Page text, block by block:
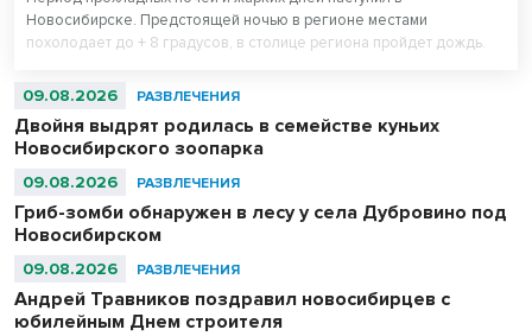
Новосибирске. Предстоящей ночью в регионе местами
похолодает до + 8 градусов, в столице региона пройдет дождь.
09.08.2026 РАЗВЛЕЧЕНИЯ
Двойня выдрят родилась в семействе куньих
Новосибирского зоопарка
09.08.2026 РАЗВЛЕЧЕНИЯ
Гриб-зомби обнаружен в лесу у села Дубровино под
Новосибирском
09.08.2026 РАЗВЛЕЧЕНИЯ
Андрей Травников поздравил новосибирцев с
юбилейным Днем строителя